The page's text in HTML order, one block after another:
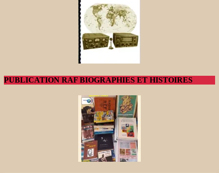
PUBLICATION RAF BIOGRAPHIES ET HISTOIRES